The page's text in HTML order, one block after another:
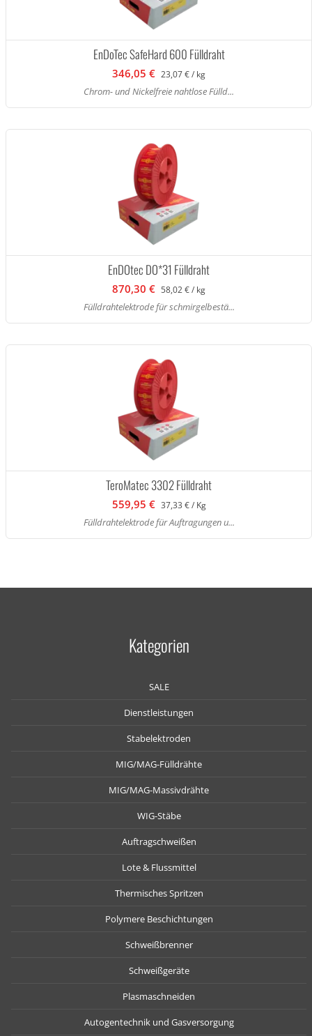
EnDoTec SafeHard 600 Fülldraht
346,05 € 23,07 € / kg
Chrom- und Nickelfreie nahtlose Fülld...
EnDOtec DO*31 Fülldraht
870,30 € 58,02 € / kg
Fülldrahtelektrode für schmirgelbestä...
TeroMatec 3302 Fülldraht
559,95 € 37,33 € / Kg
Fülldrahtelektrode für Auftragungen u...
Kategorien
SALE
Dienstleistungen
Stabelektroden
MIG/MAG-Fülldrähte
MIG/MAG-Massivdrähte
WIG-Stäbe
Auftragschweißen
Lote & Flussmittel
Thermisches Spritzen
Polymere Beschichtungen
Schweißbrenner
Schweißgeräte
Plasmaschneiden
Autogentechnik und Gasversorgung